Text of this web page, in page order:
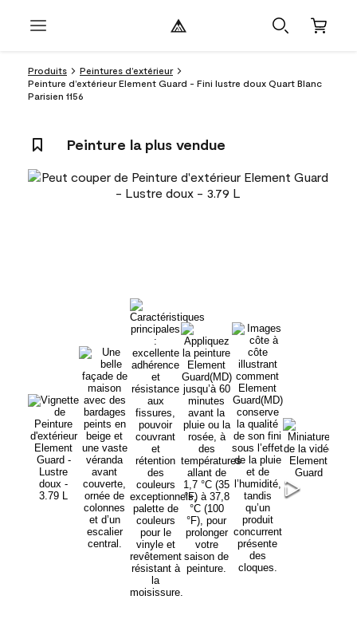
Produits
Peintures d’extérieur
Peinture d’extérieur Element Guard - Fini lustre doux Quart Blanc
Parisien 1156
Peinture la plus vendue